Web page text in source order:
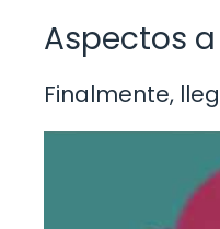
Aspectos
Finalmente,